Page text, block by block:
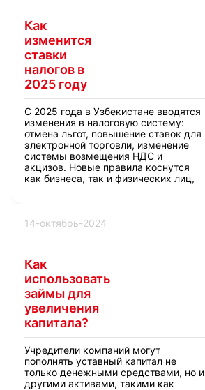
Как
изменится
ставки
налогов в
2025 году
С 2025 года в Узбекистане вводятся
изменения в налоговую систему:
отмена льгот, повышение ставок для
электронной торговли, изменение
системы возмещения НДС и
акцизов. Новые правила коснутся
как бизнеса, так и физических лиц,
14-октябрь-2024
Как
использовать
займы для
увеличения
капитала?
Учредители компаний могут
пополнять уставный капитал не
только денежными средствами, но и
другими активами, такими как